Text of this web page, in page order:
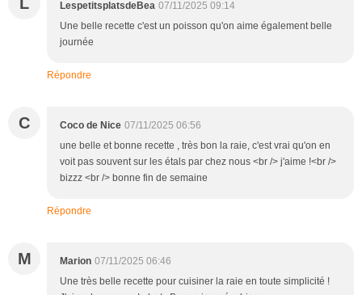
LespetitsplatsdeBea 07/11/2025 09:14
Une belle recette c'est un poisson qu'on aime également belle
journée
Répondre
C Coco de Nice 07/11/2025 06:56
une belle et bonne recette , très bon la raie, c'est vrai qu'on en
voit pas souvent sur les étals par chez nous <br /> j'aime !<br />
bizzz <br /> bonne fin de semaine
Répondre
M Marion 07/11/2025 06:46
Une très belle recette pour cuisiner la raie en toute simplicité !